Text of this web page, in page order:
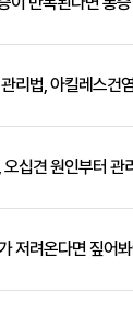
리법, 아킬레스건
십견 원인부터 관
저려온다면 짚어